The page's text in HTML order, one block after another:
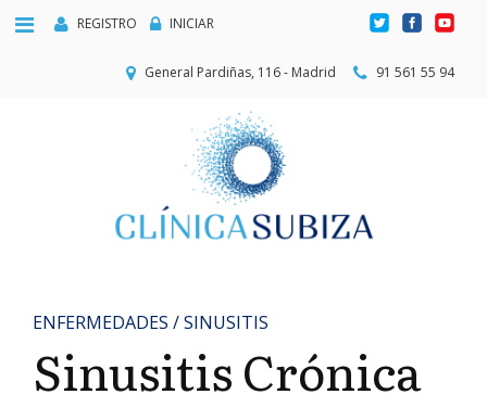
REGISTRO INICIAR
General Pardiñas, 116 - Madrid 91 561 55 94
ENFERMEDADES / SINUSITIS
Sinusitis Crónica